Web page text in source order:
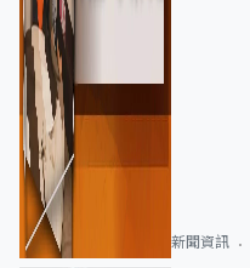
新聞資訊